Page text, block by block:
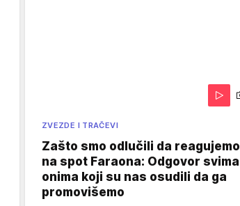
ZVEZDE I TRAČEVI
Zašto smo odlučili da reagujemo
na spot Faraona: Odgovor svima
onima koji su nas osudili da ga
promovišemo